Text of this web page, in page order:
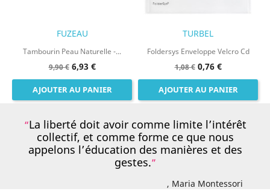
FUZEAU
Tambourin Peau Naturelle -...
9,90 € 6,93 €
AJOUTER AU PANIER
TURBEL
Foldersys Enveloppe Velcro Cd
1,08 € 0,76 €
AJOUTER AU PANIER
La liberté doit avoir comme limite l’intérêt
collectif, et comme forme ce que nous
appelons l’éducation des manières et des
gestes.
, Maria Montessori